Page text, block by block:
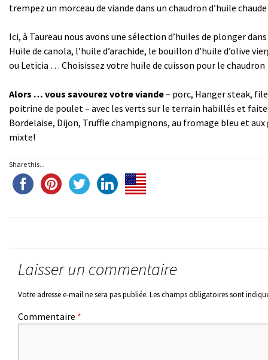
trempez un morceau de viande dans un chaudron d’huile
Ici, à Taureau nous avons une sélection d’huiles de plonger
Huile de canola, l’huile d’arachide, le bouillon d’huile d’olive
ou Leticia … Choisissez votre huile de cuisson pour le chaudron
Alors … vous savourez votre viande– porc, Hanger steak,
poitrine de poulet – avec les verts sur le terrain habillés et
Bordelaise, Dijon, Truffle champignons, au fromage bleu et aux
mixte!
Share this...
Laisser un commentaire
Votre adresse e-mail ne sera pas publiée. Les champs obligatoires sont
Commentaire *